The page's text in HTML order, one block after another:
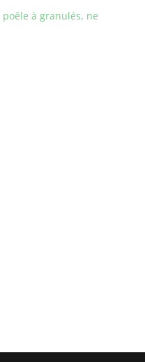
à granulés, ne